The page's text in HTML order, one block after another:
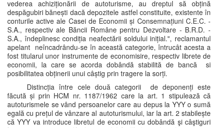
vederea achiziționării de autoturisme, au dreptul să obțină
despăgubiri bănești dacă depozitele astfel constituite, existente în
conturile active ale Casei de Economii și Consemnațiuni C.E.C. -
S.A., respectiv ale Băncii Române pentru Dezvoltare - B.R.D. -
S.A., îndeplinesc condiția neafectării soldului inițial.", reclamantul
apelant neîncadrându-se în această categorie, întrucât acesta a
fost titularul unor instrumente de economisire, respectiv librete de
economii, la care se acorda dobândă stabilită de bancă si
posibilitatea obținerii unui câștig prin tragere la sorți.
Distincția între cele două categorii de deponenți este
făcută și prin HCM nr. 1187/1962 care la art. 1 stipulează că
autoturismele se vând persoanelor care au depus la YYY o sumă
egală cu prețul de vânzare al autoturismului, iar la art. 2 stabilește
că YYY va introduce libretul de economii cu dobândă şi câştiguri